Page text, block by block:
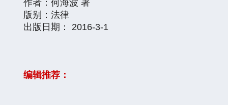
作者：何海波 著
版别：法律
出版日期： 2016-3-1
编辑推荐：